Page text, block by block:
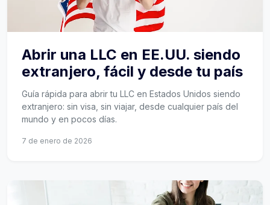
Abrir una LLC en EE.UU. siendo
extranjero, fácil y desde tu país
Guía rápida para abrir tu LLC en Estados Unidos siendo
extranjero: sin visa, sin viajar, desde cualquier país del
mundo y en pocos días.
7 de enero de 2026